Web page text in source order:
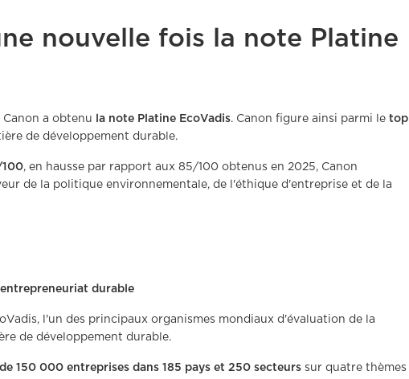
nouvelle fois la note Platine
Canon a obtenu la note Platine EcoVadis. Canon figure ainsi parmi le top
de développement durable.
, en hausse par rapport aux 85/100 obtenus en 2025, Canon
de la politique environnementale, de l'éthique d'entreprise et de la
durable
l'un des principaux organismes mondiaux d'évaluation de la
de développement durable.
150 000 entreprises dans 185 pays et 250 secteurs sur quatre thèmes